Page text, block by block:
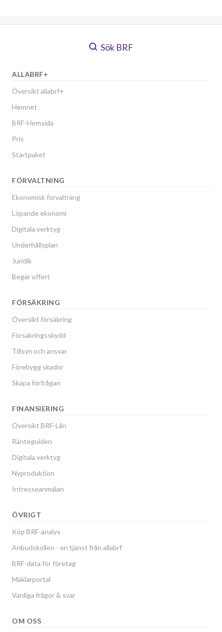
Sök BRF
ALLABRF+
Översikt allabrf+
Hemnet
BRF-Hemsida
Pris
Startpaket
FÖRVALTNING
Ekonomisk förvaltning
Löpande ekonomi
Digitala verktyg
Underhållsplan
Juridik
Begär offert
FÖRSÄKRING
Översikt försäkring
Försäkringsskydd
Tillsyn och ansvar
Förebygg skador
Skapa förfrågan
FINANSIERING
Översikt BRF-Lån
Ränteguiden
Digitala verktyg
Nyproduktion
Intresseanmälan
ÖVRIGT
Köp BRF-analys
Anbudskollen - en tjänst från allabrf
BRF-data för företag
Mäklarportal
Vanliga frågor & svar
OM OSS